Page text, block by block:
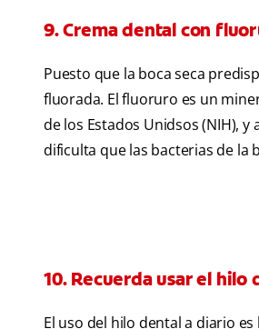
9. Crema dental con
Puesto que la boca seca
fluorada. El fluoruro es un
de los Estados Unidsos (NIH), y
dificulta que las bacterias de la
10. Recuerda usar el
El uso del hilo dental a diario